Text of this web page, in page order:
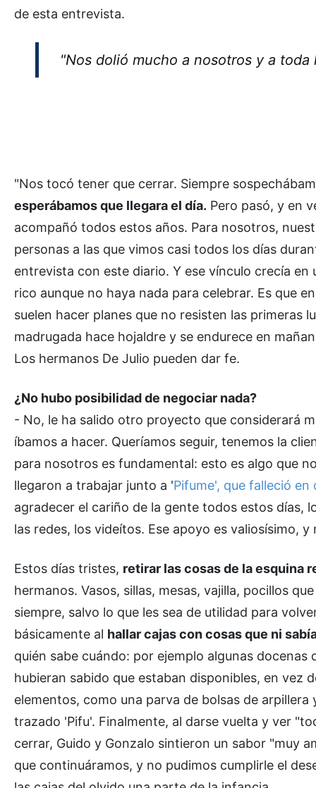
de esta entrevista.
"Nos dolió mucho a nosotros y a
"Nos tocó tener que cerrar. Siempre
esperábamos que llegara el día. Pero pasó, y en
acompañó todos estos años. Para nosotros,
personas a las que vimos casi todos los días
entrevista con este diario. Y ese vínculo crecía
rico aunque no haya nada para celebrar. Es que
suelen hacer planes que no resisten las primeras
madrugada hace hojaldre y se endurece en
Los hermanos De Julio pueden dar fe.
¿No hubo posibilidad de negociar nada?
- No, le ha salido otro proyecto que considerará
íbamos a hacer. Queríamos seguir, tenemos la
para nosotros es fundamental: esto es algo que
llegaron a trabajar junto a 'Pifume', que falleció en
agradecer el cariño de la gente todos estos días,
las redes, los videítos. Ese apoyo es valiosísimo, y
Estos días tristes, retirar las cosas de la esquina
hermanos. Vasos, sillas, mesas, vajilla, pocillos
siempre, salvo lo que les sea de utilidad para
básicamente al hallar cajas con cosas que ni
quién sabe cuándo: por ejemplo algunas
hubieran sabido que estaban disponibles, en vez
elementos, como una parva de bolsas de
trazado 'Pifu'. Finalmente, al darse vuelta y ver
cerrar, Guido y Gonzalo sintieron un sabor "muy
que continuáramos, y no pudimos cumplirle el